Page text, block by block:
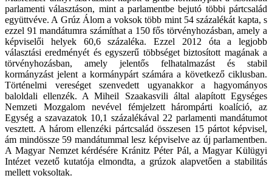
parlamenti választáson, mint a parlamentbe bejutó többi pártcsalád
együttvéve. A Grúz Álom a voksok több mint 54 százalékát kapta, s
ezzel 91 mandátumra számíthat a 150 fős törvényhozásban, amely a
képviselői helyek 60,6 százaléka. Ezzel 2012 óta a legjobb
választási eredményét és egyszerű többséget biztosított magának a
törvényhozásban, amely jelentős felhatalmazást és stabil
kormányzást jelent a kormánypárt számára a következő ciklusban.
Történelmi vereséget szenvedett ugyanakkor a hagyományos
baloldali ellenzék. A Miheil Szaakasvili által alapított Egységes
Nemzeti Mozgalom nevével fémjelzett hárompárti koalíció, az
Egység a szavazatok 10,1 százalékával 22 parlamenti mandátumot
vesztett. A három ellenzéki pártcsalád összesen 15 pártot képvisel,
ám mindössze 59 mandátummal lesz képviselve az új parlamentben.
A Magyar Nemzet kérdésére Kránitz Péter Pál, a Magyar Külügyi
Intézet vezető kutatója elmondta, a grúzok alapvetően a stabilitás
mellett voksoltak.